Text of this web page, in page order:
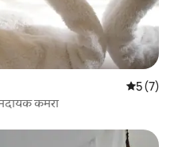
औसत रेटिंग
5 (7)
कमरा